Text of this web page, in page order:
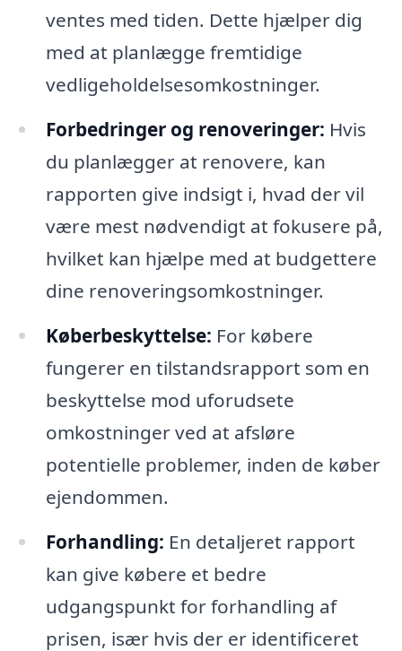
ventes med tiden. Dette hjælper dig
med at planlægge fremtidige
vedligeholdelsesomkostninger.
Forbedringer og renoveringer: Hvis
du planlægger at renovere, kan
rapporten give indsigt i, hvad der vil
være mest nødvendigt at fokusere på,
hvilket kan hjælpe med at budgettere
dine renoveringsomkostninger.
Køberbeskyttelse: For købere
fungerer en tilstandsrapport som en
beskyttelse mod uforudsete
omkostninger ved at afsløre
potentielle problemer, inden de køber
ejendommen.
Forhandling: En detaljeret rapport
kan give købere et bedre
udgangspunkt for forhandling af
prisen, især hvis der er identificeret